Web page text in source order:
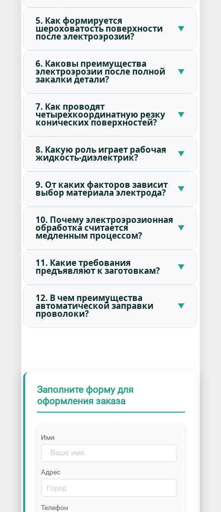
5. Как формируется
шероховатость поверхности
после электроэрозии?
6. Каковы преимущества
электроэрозии после полной
закалки детали?
7. Как проводят
четырехкоординатную резку
конических поверхностей?
8. Какую роль играет рабочая
жидкость-диэлектрик?
9. От каких факторов зависит
выбор материала электрода?
10. Почему электроэрозионная
обработка считается
медленным процессом?
11. Какие требования
предъявляют к заготовкам?
12. В чем преимущества
автоматической заправки
проволоки?
Заполните форму для
оформления заказа
Имя
Адрес
Телефон